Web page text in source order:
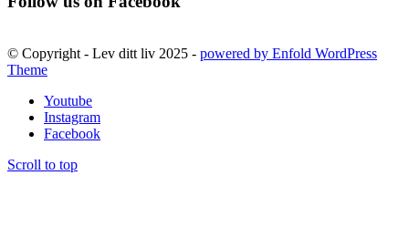
© Copyright - Lev ditt liv 2025 - powered by Enfold WordPress
Theme
Youtube
Instagram
Facebook
Scroll to top